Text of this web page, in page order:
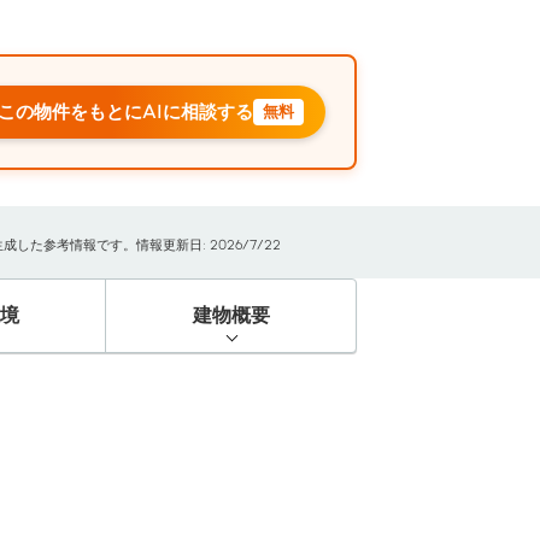
の物件をもとにAIに相談する 無料
成した参考情報です。情報更新日: 2026/7/22
建物概要